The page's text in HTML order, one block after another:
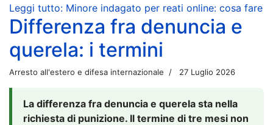
Leggi tutto: Minore indagato per reati online: cosa fare
Differenza fra denuncia e
querela: i termini
Arresto all'estero e difesa internazionale 27 Luglio 2026
La differenza fra denuncia e querela sta nella
richiesta di punizione. Il termine di tre mesi non